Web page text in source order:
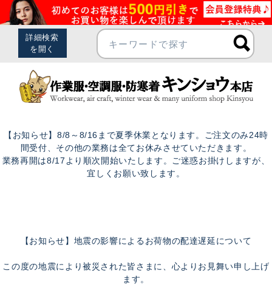
【お知らせ】8/8～8/16まで夏季休業となります。ご注文のみ24時
間受付、その他の業務は全てお休みさせていただきます。
業務再開は8/17より順次開始いたします。ご迷惑お掛けしますが、
宜しくお願い致します。
【お知らせ】地震の影響によるお荷物の配達遅延について
この度の地震により被災された皆さまに、心よりお見舞い申し上げ
ます。